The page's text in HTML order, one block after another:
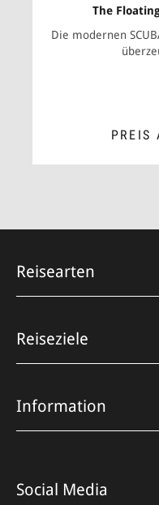
The
Die modernen
PREIS
Reisearten
Reiseziele
Information
Social Media